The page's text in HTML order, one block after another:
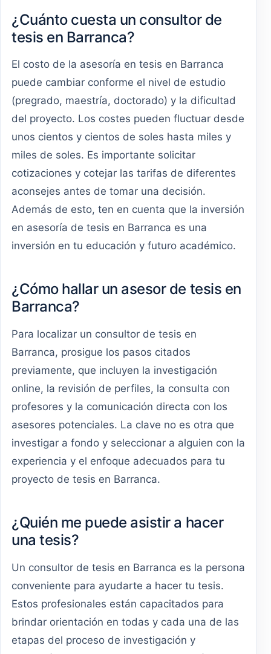
¿Cuánto cuesta un consultor de
tesis en Barranca?
El costo de la asesoría en tesis en Barranca
puede cambiar conforme el nivel de estudio
(pregrado, maestría, doctorado) y la dificultad
del proyecto. Los costes pueden fluctuar desde
unos cientos y cientos de soles hasta miles y
miles de soles. Es importante solicitar
cotizaciones y cotejar las tarifas de diferentes
aconsejes antes de tomar una decisión.
Además de esto, ten en cuenta que la inversión
en asesoría de tesis en Barranca es una
inversión en tu educación y futuro académico.
¿Cómo hallar un asesor de tesis en
Barranca?
Para localizar un consultor de tesis en
Barranca, prosigue los pasos citados
previamente, que incluyen la investigación
online, la revisión de perfiles, la consulta con
profesores y la comunicación directa con los
asesores potenciales. La clave no es otra que
investigar a fondo y seleccionar a alguien con la
experiencia y el enfoque adecuados para tu
proyecto de tesis en Barranca.
¿Quién me puede asistir a hacer
una tesis?
Un consultor de tesis en Barranca es la persona
conveniente para ayudarte a hacer tu tesis.
Estos profesionales están capacitados para
brindar orientación en todas y cada una de las
etapas del proceso de investigación y